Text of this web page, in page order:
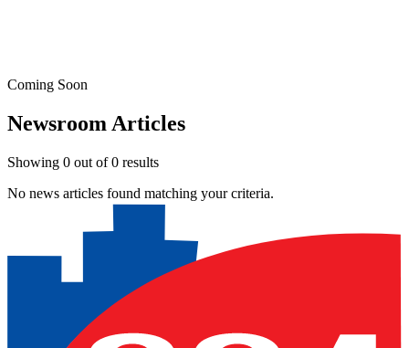
Coming Soon
Newsroom Articles
Showing 0 out of0 results
No news articles found matching your criteria.